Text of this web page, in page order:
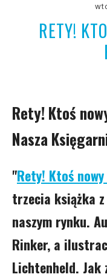
RETY!
Rety! Ktoś
Nasza
"Rety! Ktoś
trzecia książka
naszym rynku.
Rinker, a
Lichtenheld. Jak